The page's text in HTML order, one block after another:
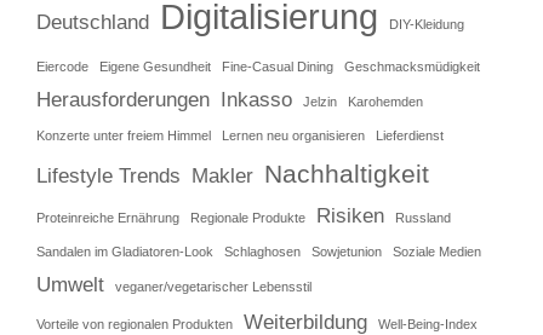
Deutschland Digitalisierung DIY-Kleidung
Eiercode Eigene Gesundheit Fine-Casual Dining Geschmacksmüdigkeit
Herausforderungen Inkasso Jelzin Karohemden
Konzerte unter freiem Himmel Lernen neu organisieren Lieferdienst
Lifestyle Trends Makler Nachhaltigkeit
Proteinreiche Ernährung Regionale Produkte Risiken Russland
Sandalen im Gladiatoren-Look Schlaghosen Sowjetunion Soziale Medien
Umwelt veganer/vegetarischer Lebensstil
Vorteile von regionalen Produkten Weiterbildung Well-Being-Index